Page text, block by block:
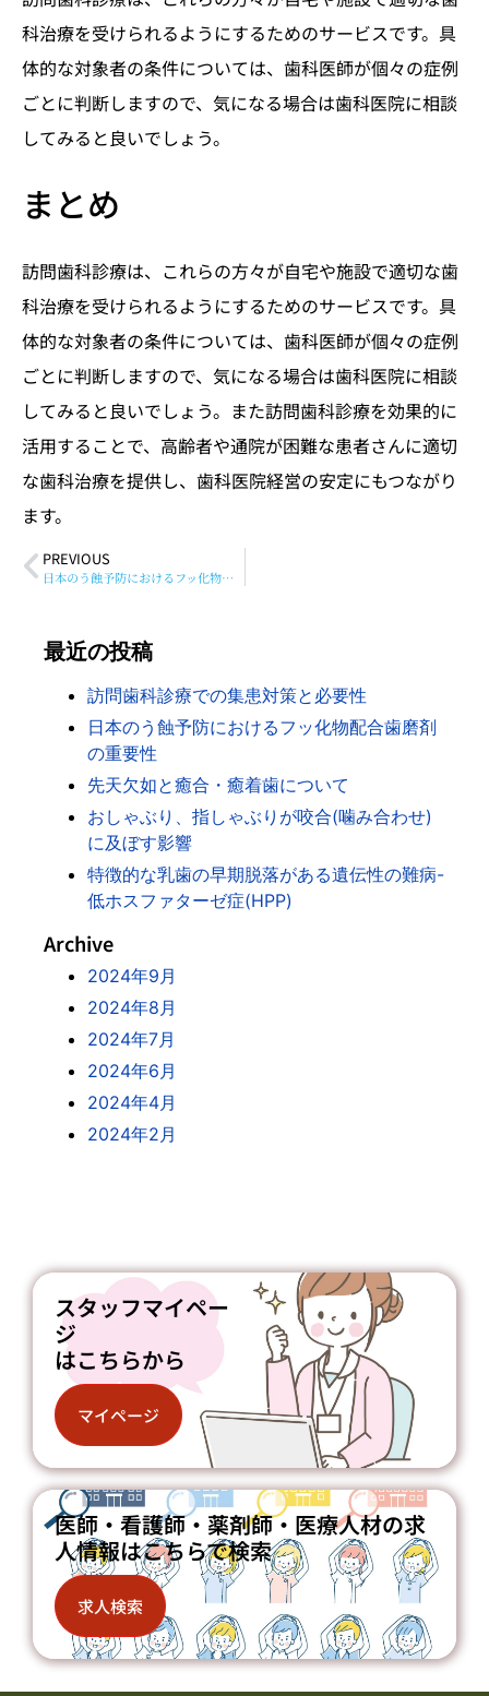
科治療を受けられるようにするためのサービスです。具
体的な対象者の条件については、歯科医師が個々の症例
ごとに判断しますので、気になる場合は歯科医院に相談
してみると良いでしょう。
まとめ
訪問歯科診療は、これらの方々が自宅や施設で適切な歯
科治療を受けられるようにするためのサービスです。具
体的な対象者の条件については、歯科医師が個々の症例
ごとに判断しますので、気になる場合は歯科医院に相談
してみると良いでしょう。また訪問歯科診療を効果的に
活用することで、高齢者や通院が困難な患者さんに適切
な歯科治療を提供し、歯科医院経営の安定にもつながり
ます。
PREVIOUS
日本のう蝕予防におけるフッ化物配合歯磨剤の重要性
最近の投稿
訪問歯科診療での集患対策と必要性
日本のう蝕予防におけるフッ化物配合歯磨剤
の重要性
先天欠如と癒合・癒着歯について
おしゃぶり、指しゃぶりが咬合(噛み合わせ)
に及ぼす影響
特徴的な乳歯の早期脱落がある遺伝性の難病-
低ホスファターゼ症(HPP)
Archive
2024年9月
2024年8月
2024年7月
2024年6月
2024年4月
2024年2月
スタッフマイペー
ジ
はこちらから
マイページ
医師・看護師・薬剤師・医療人材の求
人情報はこちらで検索
求人検索